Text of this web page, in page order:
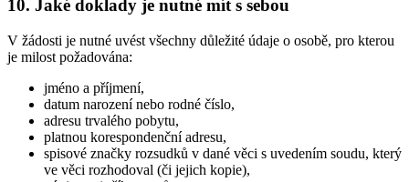
10. Jaké doklady je nutné mít s sebou
V žádosti je nutné uvést všechny důležité údaje o osobě, pro kterou
je milost požadována:
jméno a příjmení,
datum narození nebo rodné číslo,
adresu trvalého pobytu,
platnou korespondenční adresu,
spisové značky rozsudků v dané věci s uvedením soudu, který
ve věci rozhodoval (či jejich kopie),